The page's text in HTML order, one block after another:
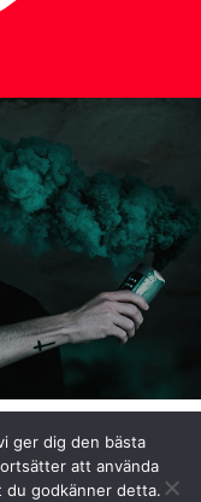
ger dig den bästa
att använda
du godkänner detta.